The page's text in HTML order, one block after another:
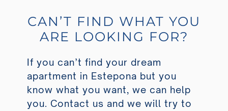
CAN’T FIND WHAT YOU
ARE LOOKING FOR?
If you can’t find your dream
apartment in Estepona but you
know what you want, we can help
you. Contact us and we will try to